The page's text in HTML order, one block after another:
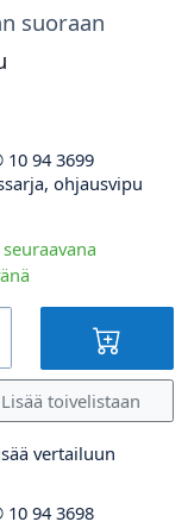
suoraan
10 94 3699
ohjausvipu
Lisää toivelistaan
vertailuun
10 94 3698